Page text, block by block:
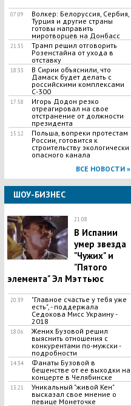
07:09
​Волкер: Белоруссия, Сербия,
Турция и другие страны
готовы направить
миротворцев на Донбасс
21:35
Трамп решил отговорить
Розенстайна от ухода в
отставку
18:33
В Сирии объяснили, что
Дамаск будет делать с
российскими комплексами
С-300
17:58
Игорь Додон резко
отреагировал на свое
отстранение от должности
президента
15:12
Польша, вопреки протестам
России, готовится к
строительству экологически
опасного канала
ВСЕ НОВОСТИ »
ШОУ-БИЗНЕС
21:08
В Испании
умер звезда
"Чужих" и
"Пятого
элемента" Эл Мэттьюс
20:39
"Главное счастье у тебя уже
есть", - поддержала
Седокова Мисс Украину -
2018
18:06
Жених Бузовой решил
выяснить отношения с
конкурентами по-мужски -
подробности
14:34
Фанаты Бузовой в
бешенстве от ее выходки на
концерте в Челябинске
13:21
​Уникальный "живой Кен"
высказал свое мнение о
певице Монеточке